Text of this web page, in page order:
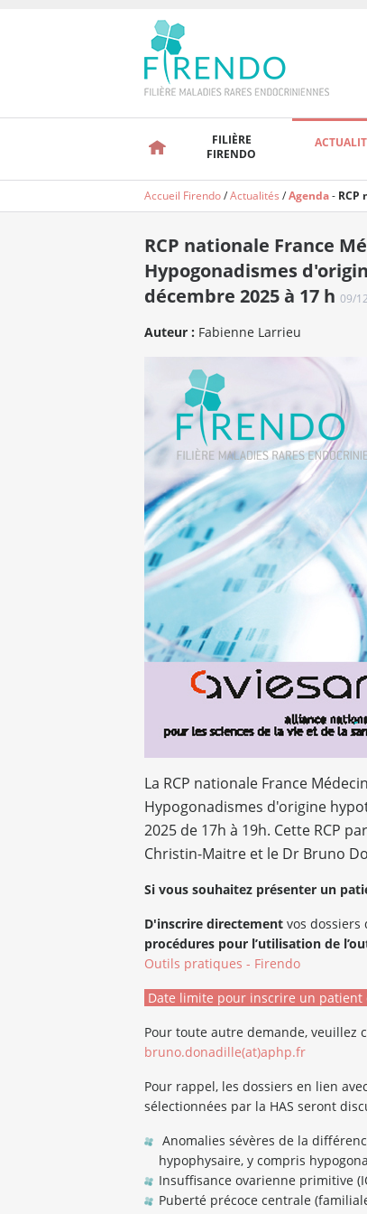
FILIÈRE
FIRENDO
Accueil Firendo/Actualités /Agenda- RCP
RCP nationale France
Hypogonadismes
décembre 2025 à 17 h 09/
Auteur : Fabienne Larrieu
La RCP nationale France
Hypogonadismes d'origine
2025 de 17h à 19h. Cette RCP
Christin-Maitre et le Dr Bruno
Si vous souhaitez présenter un
D'inscrire directementvos dossiers
procédures pour l’utilisation de
Outils pratiques - Firendo
Date limite pour inscrire un patient
Pour toute autre demande, veuillez
bruno.donadille(at)aphp.fr
Pour rappel, les dossiers en lien
sélectionnées par la HAS seront
Anomalies sévères de la
hypophysaire, y compris
Insuffisance ovarienne primitive
Puberté précoce centrale